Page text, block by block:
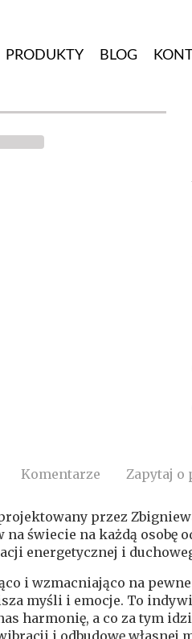
PRODUKTY BLOG
Komentarze Zapytaj o
przez
świecie na każdą osobę
energetycznej i
i wzmacniająco na
myśli i emocje. To
harmonię, a co za tym